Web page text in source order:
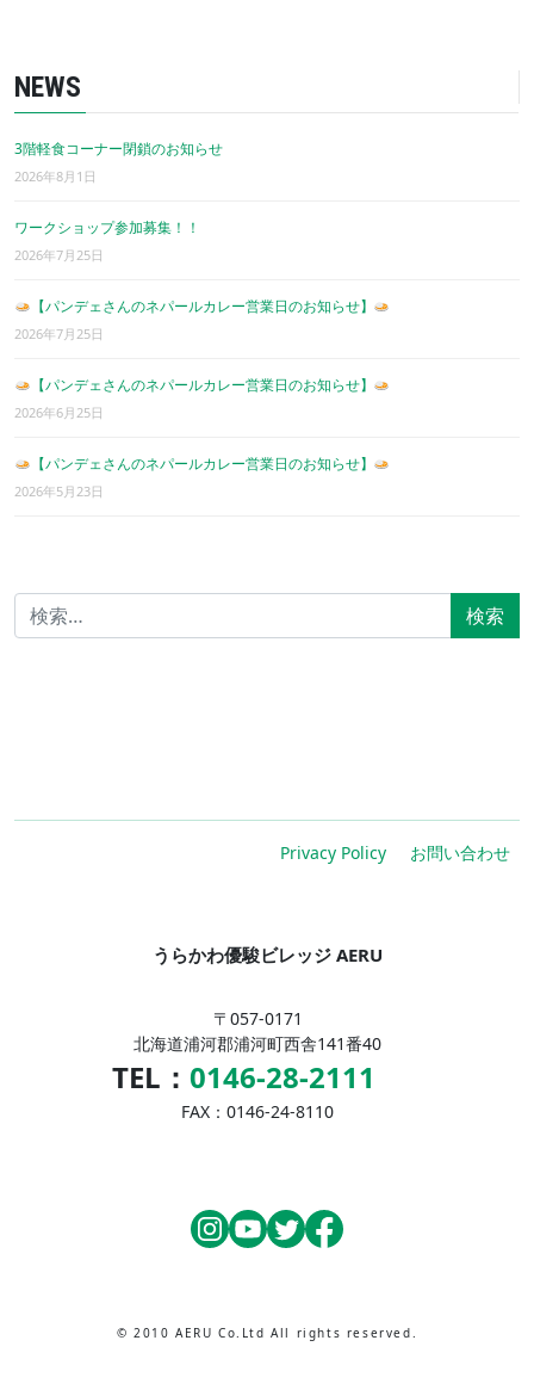
NEWS
3階軽食コーナー閉鎖のお知らせ
2026年8月1日
ワークショップ参加募集！！
2026年7月25日
【パンデェさんのネパールカレー営業日のお知らせ】
2026年7月25日
【パンデェさんのネパールカレー営業日のお知らせ】
2026年6月25日
【パンデェさんのネパールカレー営業日のお知らせ】
2026年5月23日
検索:
Privacy Policy お問い合わせ
うらかわ優駿ビレッジ AERU
〒057-0171
北海道浦河郡浦河町西舎141番40
TEL： 0146-28-2111
FAX：0146-24-8110
© 2010 AERU Co.Ltd All rights reserved.